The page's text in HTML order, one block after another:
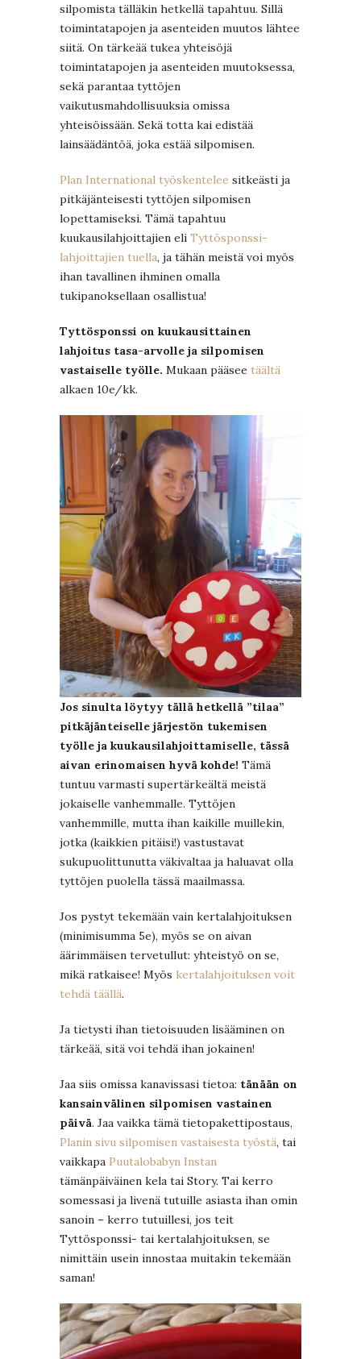
silpomista tälläkin hetkellä tapahtuu. Sillä
toimintatapojen ja asenteiden muutos lähtee
siitä. On tärkeää tukea yhteisöjä
toimintatapojen ja asenteiden muutoksessa,
sekä parantaa tyttöjen
vaikutusmahdollisuuksia omissa
yhteisöissään. Sekä totta kai edistää
lainsäädäntöä, joka estää silpomisen.
Plan International työskentelee sitkeästi ja
pitkäjänteisesti tyttöjen silpomisen
lopettamiseksi. Tämä tapahtuu
kuukausilahjoittajien eli Tyttösponssi-
lahjoittajien tuella, ja tähän meistä voi myös
ihan tavallinen ihminen omalla
tukipanoksellaan osallistua!
Tyttösponssi on kuukausittainen
lahjoitus tasa-arvolle ja silpomisen
vastaiselle työlle. Mukaan pääsee täältä
alkaen 10e/kk.
Jos sinulta löytyy tällä hetkellä ”tilaa”
pitkäjänteiselle järjestön tukemisen
työlle ja kuukausilahjoittamiselle, tässä
aivan erinomaisen hyvä kohde! Tämä
tuntuu varmasti supertärkeältä meistä
jokaiselle vanhemmalle. Tyttöjen
vanhemmille, mutta ihan kaikille muillekin,
jotka (kaikkien pitäisi!) vastustavat
sukupuolittunutta väkivaltaa ja haluavat olla
tyttöjen puolella tässä maailmassa.
Jos pystyt tekemään vain kertalahjoituksen
(minimisumma 5e), myös se on aivan
äärimmäisen tervetullut: yhteistyö on se,
mikä ratkaisee! Myös kertalahjoituksen voit
tehdä täällä.
Ja tietysti ihan tietoisuuden lisääminen on
tärkeää, sitä voi tehdä ihan jokainen!
Jaa siis omissa kanavissasi tietoa: tänään on
kansainvälinen silpomisen vastainen
päivä. Jaa vaikka tämä tietopakettipostaus,
Planin sivu silpomisen vastaisesta työstä, tai
vaikkapa Puutalobabyn Instan
tämänpäiväinen kela tai Story. Tai kerro
somessasi ja livenä tutuille asiasta ihan omin
sanoin – kerro tutuillesi, jos teit
Tyttösponssi- tai kertalahjoituksen, se
nimittäin usein innostaa muitakin tekemään
saman!